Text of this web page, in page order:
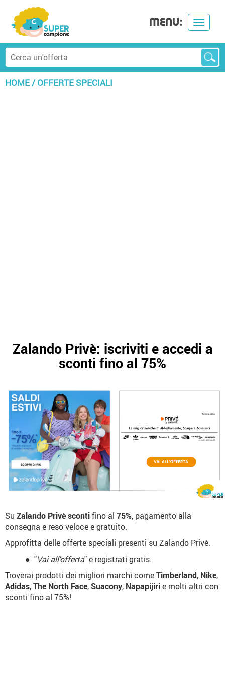
Toggle
MENU:
HOME/OFFERTE SPECIALI
Zalando Privè: iscriviti e accedi a
sconti fino al 75%
Su Zalando Privèscontifino al 75%, pagamento alla
consegna e reso veloce e gratuito.
Approfitta delle offerte speciali presenti su Zalando Privè.
"Vai all'offerta" e registrati gratis.
Troverai prodotti dei migliori marchi comeTimberland, Nike,
Adidas,The North Face,Suacony, Napapijirie molti altri con
sconti fino al 75%!